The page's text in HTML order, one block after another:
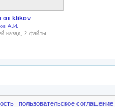
klikov
А.И.
назад, 2 файлы
пользовательское соглашение